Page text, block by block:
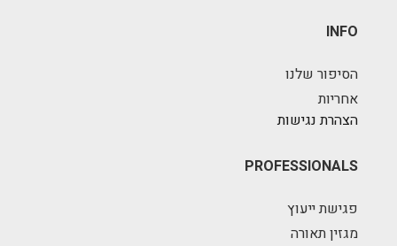
INFO
הסיפור שלנו
אחריות
הצהרת נגישות
PROFESSIONALS
פגישת ייעוץ
מגזין תאורה